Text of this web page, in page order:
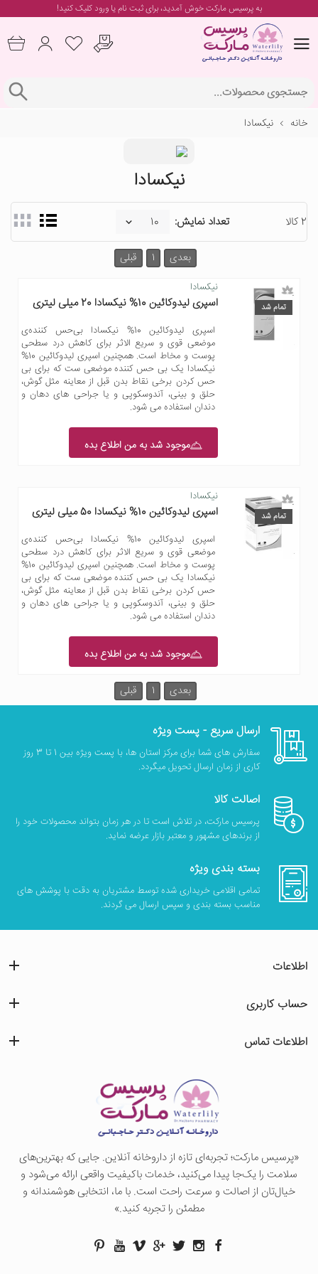
به پرسیس مارکت خوش آمدید، برایثبت نام یا ورودکلیک کنید!
خانه نیکسادا
نیکسادا
2 کالا تعداد نمایش:
قبلی 1 بعدی
تمام شد
نیکسادا
اسپری لیدوکائین 10% نیکسادا 20 میلی لیتری
اسپری لیدوکائین 10% نیکسادا بی‌حس‌ کننده‌ی
موضعی قوی و سریع‌ الاثر برای کاهش درد سطحی
پوست و مخاط است. همچنین اسپری لیدوکائین 10%
نیکسادا یک بی حس کننده موضعی ست که برای بی
حس کردن برخی نقاط بدن قبل از معاینه مثل گوش،
حلق و بینی، آندوسکوپی و یا جراحی های دهان و
دندان استفاده می شود.
موجود شد به من اطلاع بده
تمام شد
نیکسادا
اسپری لیدوکائین 10% نیکسادا 50 میلی لیتری
اسپری لیدوکائین 10% نیکسادا بی‌حس‌ کننده‌ی
موضعی قوی و سریع‌ الاثر برای کاهش درد سطحی
پوست و مخاط است. همچنین اسپری لیدوکائین 10%
نیکسادا یک بی حس کننده موضعی ست که برای بی
حس کردن برخی نقاط بدن قبل از معاینه مثل گوش،
حلق و بینی، آندوسکوپی و یا جراحی های دهان و
دندان استفاده می شود.
موجود شد به من اطلاع بده
قبلی 1 بعدی
ارسال سریع - پست ویژه
سفارش های شما برای مرکز استان ها، با پست ویژه بین 1 تا 3 روز
کاری از زمان ارسال تحویل میگردد.
اصالت کالا
پرسیس مارکت، در تلاش است تا در هر زمان بتواند محصولات خود را
از برندهای مشهور و معتبر بازار عرضه نماید.
بسته بندی ویژه
تمامی اقلامی خریداری شده توسط مشتریان به دقت با پوشش های
مناسب بسته بندی و سپس ارسال می گردند.
«پرسيس ماركت؛ تجربه‌ای تازه از داروخانه آنلاین. جایی که بهترین‌های
سلامت را یک‌جا پیدا می‌کنید، خدمات باکیفیت واقعی ارائه می‌شود و
خیال‌تان از اصالت و سرعت راحت است. با ما، انتخابی هوشمندانه و
مطمئن را تجربه کنید.»
اطلاعات
حساب کاربری
اطلاعات تماس